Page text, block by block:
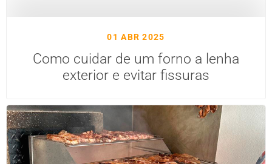
01 ABR 2025
Como cuidar de um forno a lenha
exterior e evitar fissuras